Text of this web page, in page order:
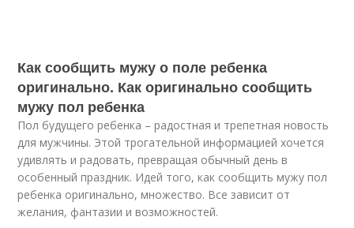
Как сообщить мужу о поле ребенка
оригинально. Как оригинально сообщить
мужу пол ребенка
Пол будущего ребенка – радостная и трепетная новость
для мужчины. Этой трогательной информацией хочется
удивлять и радовать, превращая обычный день в
особенный праздник. Идей того, как сообщить мужу пол
ребенка оригинально, множество. Все зависит от
желания, фантазии и возможностей.